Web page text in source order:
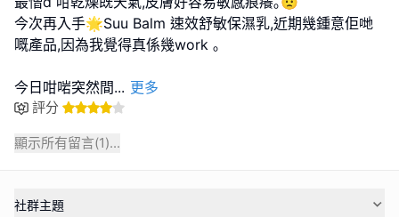
今次再入手🌟Suu Balm 速效舒敏保濕乳,近期幾鍾意佢哋
嘅產品,因為我覺得真係幾work ｡
今日咁啱突然間... 更多
評分
顯示所有留言(1)...
社群主題